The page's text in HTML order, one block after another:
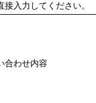
接入力してください。
合わせ内容